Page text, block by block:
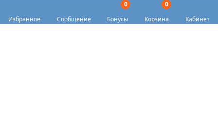
Избранное Сообщение
0
Бонусы
0
Корзина
Кабинет